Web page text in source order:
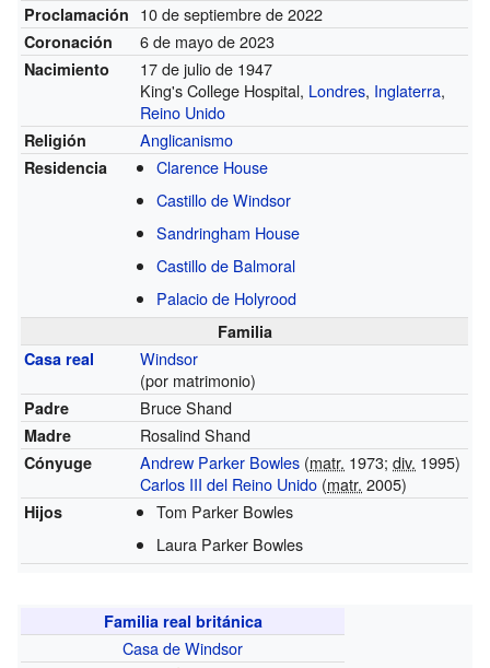
Proclamación 10 de septiembre de 2022
Coronación 6 de mayo de 2023
Nacimiento
17 de julio de 1947
King's College Hospital, Londres, Inglaterra,
Reino Unido
Religión Anglicanismo
Residencia
Clarence House
Castillo de Windsor
Sandringham House
Castillo de Balmoral
Palacio de Holyrood
Familia
Casa real
Windsor
(por matrimonio)
Padre Bruce Shand
Madre Rosalind Shand
Cónyuge Andrew Parker Bowles (matr. 1973;div. 1995)
Carlos III del Reino Unido (matr. 2005)
Hijos
Tom Parker Bowles
Laura Parker Bowles
Familia real británica
Casa de Windsor